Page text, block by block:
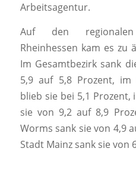
Arbeitsagentur.
Auf den
Rheinhessen kam es zu
Im Gesamtbezirk sank
5,9 auf 5,8 Prozent, im
blieb sie bei 5,1
sie von 9,2 auf 8,9
Worms sank sie von 4,9
Stadt Mainz sank sie von